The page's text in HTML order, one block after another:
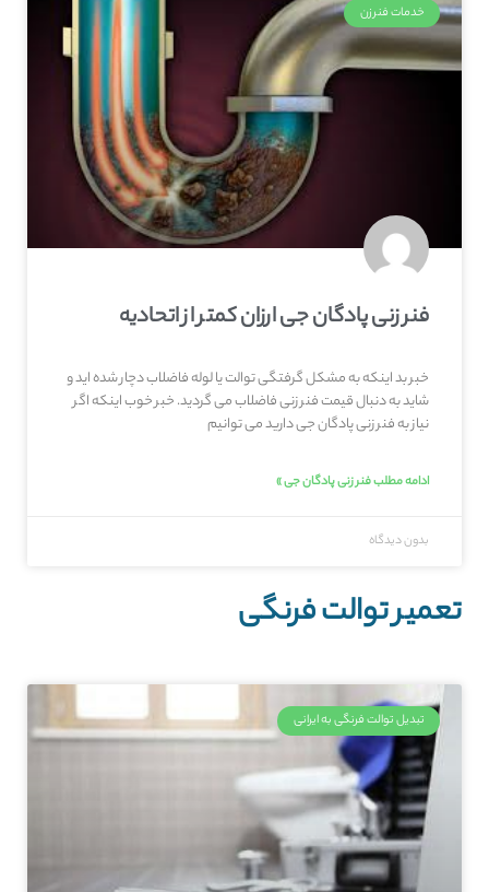
خدمات فنرزن
فنر زنی پادگان جی ارزان کمتر از اتحادیه
خبر بد اینکه به مشکل گرفتگی توالت یا لوله فاضلاب دچار شده اید و
شاید به دنبال قیمت فنر زنی فاضلاب می گردید. خبر خوب اینکه اگر
نیاز به فنر زنی پادگان جی دارید می توانیم
ادامه مطلب فنر زنی پادگان جی »
بدون دیدگاه
تعمیر توالت فرنگی
تبدیل توالت فرنگی به ایرانی